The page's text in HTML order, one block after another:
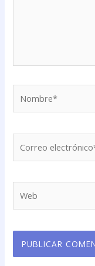
electrónico*